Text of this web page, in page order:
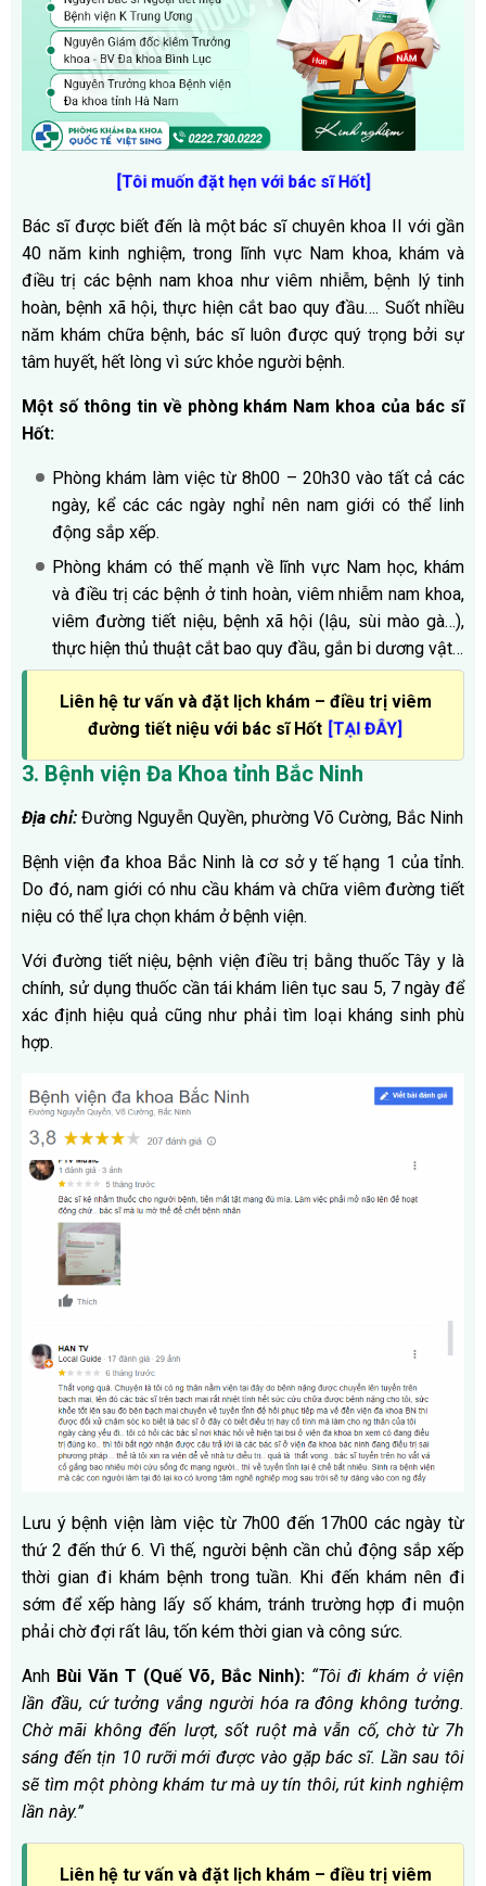
[Tôi muốn đặt hẹn với bác sĩ Hốt]
Bác sĩ được biết đến là một bác sĩ chuyên khoa II với gần
40 năm kinh nghiệm, trong lĩnh vực Nam khoa, khám và
điều trị các bệnh nam khoa như viêm nhiễm, bệnh lý tinh
hoàn, bệnh xã hội, thực hiện cắt bao quy đầu…. Suốt nhiều
năm khám chữa bệnh, bác sĩ luôn được quý trọng bởi sự
tâm huyết, hết lòng vì sức khỏe người bệnh.
Một số thông tin về phòng khám Nam khoa của bác sĩ
Hốt:
Phòng khám làm việc từ 8h00 – 20h30 vào tất cả các
ngày, kể các các ngày nghỉ nên nam giới có thể linh
động sắp xếp.
Phòng khám có thế mạnh về lĩnh vực Nam học, khám
và điều trị các bệnh ở tinh hoàn, viêm nhiễm nam khoa,
viêm đường tiết niệu, bệnh xã hội (lậu, sùi mào gà…),
thực hiện thủ thuật cắt bao quy đầu, gắn bi dương vật…
Liên hệ tư vấn và đặt lịch khám – điều trị viêm
đường tiết niệu với bác sĩ Hốt [TẠI ĐÂY]
3. Bệnh viện Đa Khoa tỉnh Bắc Ninh
Địa chỉ: Đường Nguyễn Quyền, phường Võ Cường, Bắc Ninh
Bệnh viện đa khoa Bắc Ninh là cơ sở y tế hạng 1 của tỉnh.
Do đó, nam giới có nhu cầu khám và chữa viêm đường tiết
niệu có thể lựa chọn khám ở bệnh viện.
Với đường tiết niệu, bệnh viện điều trị bằng thuốc Tây y là
chính, sử dụng thuốc cần tái khám liên tục sau 5, 7 ngày để
xác định hiệu quả cũng như phải tìm loại kháng sinh phù
hợp.
Lưu ý bệnh viện làm việc từ 7h00 đến 17h00 các ngày từ
thứ 2 đến thứ 6. Vì thế, người bệnh cần chủ động sắp xếp
thời gian đi khám bệnh trong tuần. Khi đến khám nên đi
sớm để xếp hàng lấy số khám, tránh trường hợp đi muộn
phải chờ đợi rất lâu, tốn kém thời gian và công sức.
Anh Bùi Văn T (Quế Võ, Bắc Ninh): “Tôi đi khám ở viện
lần đầu, cứ tưởng vắng người hóa ra đông không tưởng.
Chờ mãi không đến lượt, sốt ruột mà vẫn cố, chờ từ 7h
sáng đến tịn 10 rưỡi mới được vào gặp bác sĩ. Lần sau tôi
sẽ tìm một phòng khám tư mà uy tín thôi, rút kinh nghiệm
lần này.”
Liên hệ tư vấn và đặt lịch khám – điều trị viêm